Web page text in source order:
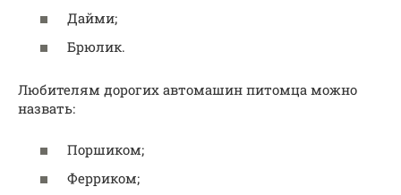
Дайми;
Брюлик.
Любителям дорогих автомашин питомца можно
назвать:
Поршиком;
Ферриком;